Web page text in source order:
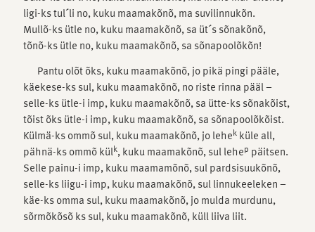
ligi-ks tul´li no, kuku maamakõnõ, ma suvilinnukõn.
Mullõ-ks ütle no, kuku maamakõnõ, sa üt´s sõnakõnõ,
tõnõ-ks ütle no, kuku maamakõnõ, sa sõnapoolõkõn!
Pantu olõt õks, kuku maamakõnõ, jo pikä pingi pääle,
käekese-ks sul, kuku maamakõnõ, no riste rinna pääl –
selle-ks ütle-i imp, kuku maamakõnõ, sa ütte-ks sõnakõist,
tõist õks ütle-i imp, kuku maamakõnõ, sa sõnapoolõkõist.
Külmä-ks ommõ sul, kuku maamakõnõ, jo lehekküle all,
pähnä-ks ommõ külk, kuku maamakõnõ, sul lehep päitsen.
Selle painu-i imp, kuku maamamõnõ, sul pardsisuukõnõ,
selle-ks liigu-i imp, kuku maamakõnõ, sul linnukeeleken –
käe-ks omma sul, kuku maamakõnõ, jo mulda murdunu,
sõrmõkõsõ ks sul, kuku maamakõnõ, küll liiva liit.